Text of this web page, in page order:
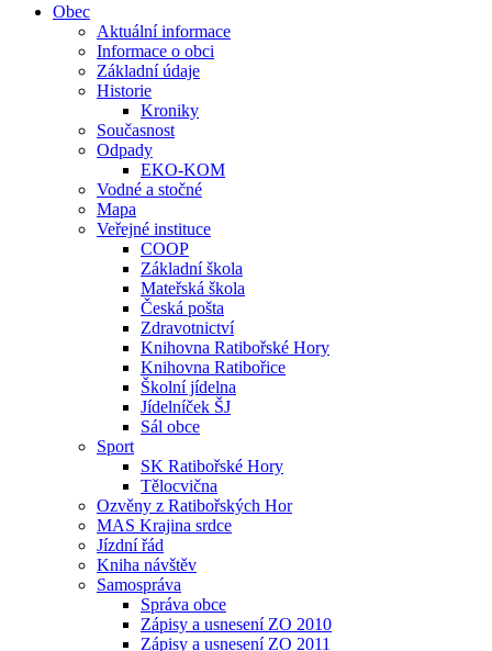
Obec
Aktuální informace
Informace o obci
Základní údaje
Historie
Kroniky
Současnost
Odpady
EKO-KOM
Vodné a stočné
Mapa
Veřejné instituce
COOP
Základní škola
Mateřská škola
Česká pošta
Zdravotnictví
Knihovna Ratibořské Hory
Knihovna Ratibořice
Školní jídelna
Jídelníček ŠJ
Sál obce
Sport
SK Ratibořské Hory
Tělocvična
Ozvěny z Ratibořských Hor
MAS Krajina srdce
Jízdní řád
Kniha návštěv
Samospráva
Správa obce
Zápisy a usnesení ZO 2010
Zápisy a usnesení ZO 2011